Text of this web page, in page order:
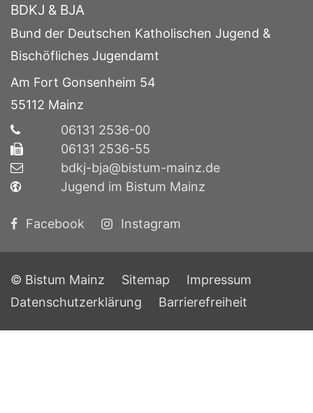
BDKJ & BJA
Bund der Deutschen Katholischen Jugend &
Bischöfliches Jugendamt
Am Fort Gonsenheim 54
55112 Mainz
06131 2536-00
06131 2536-55
bdkj-bja@bistum-mainz.de
Jugend im Bistum Mainz
Facebook Instagram
© Bistum Mainz Sitemap
Impressum
Datenschutzerklärung
Barrierefreiheit